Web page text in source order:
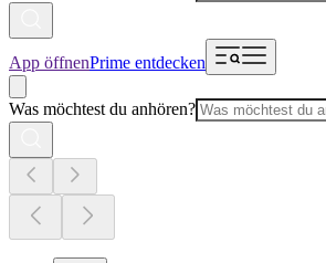
App öffnenPrime entdecken
Was möchtest du anhören?